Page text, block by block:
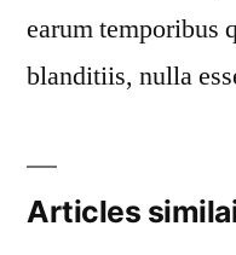
earum temporibus
blanditiis, nulla
Articles